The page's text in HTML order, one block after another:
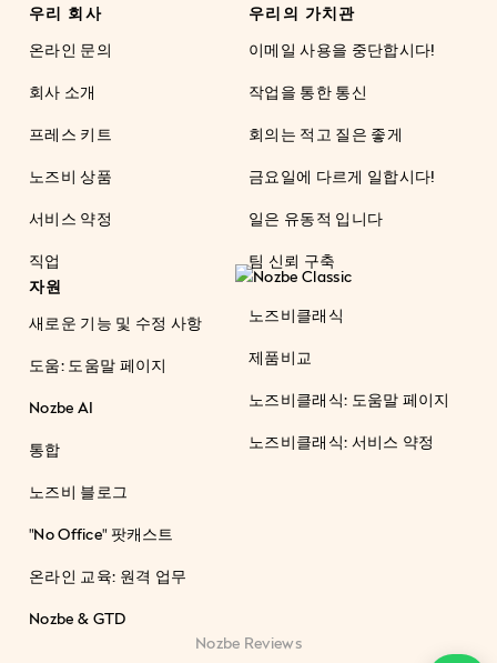
우리 회사
온라인 문의
회사 소개
프레스 키트
노즈비 상품
서비스 약정
직업
우리의 가치관
이메일 사용을 중단합시다!
작업을 통한 통신
회의는 적고 질은 좋게
금요일에 다르게 일합시다!
일은 유동적 입니다
팀 신뢰 구축
자원
새로운 기능 및 수정 사항
도움: 도움말 페이지
Nozbe AI
통합
노즈비 블로그
"No Office" 팟캐스트
온라인 교육: 원격 업무
Nozbe & GTD
노즈비클래식
제품비교
노즈비클래식: 도움말 페이지
노즈비클래식: 서비스 약정
Nozbe Reviews